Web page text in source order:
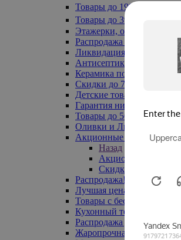
Товары до 199₽
Товары до 399₽
Этажерки, обувницы
Распродажа текстиля до -
Ликвидация до -70%
Антисептики
Керамика по 129 руб
Скидки до 70%
Детские товары
Гарантия низкой цены
Товары до 500 руб
Оливки и Лимоны
Акционные товары
Назад
Акционные товары
Скидка 20% по
Распродажа! Ульяновск
Лучшая цена
Товары с бесплатной
Кухонный текстиль
Распродажа до -50%
Жаропрочная посуда